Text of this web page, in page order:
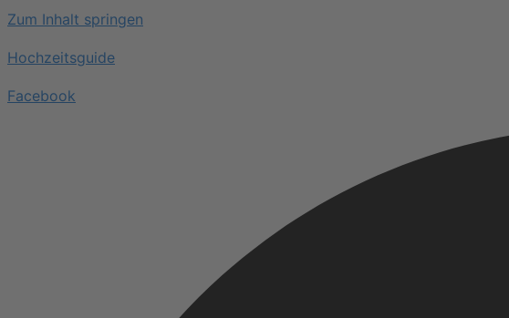
Zum Inhalt springen
Hochzeitsguide
Facebook